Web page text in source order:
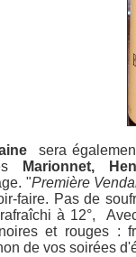
sera
Marionnet,
"Première
faire. Pas de
rafraîchi à 12°,
et rouges :
de vos soirées